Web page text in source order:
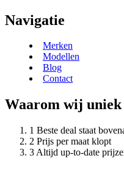
Navigatie
Merken
Modellen
Blog
Contact
Waarom wij
Beste deal staat
Prijs per maat klopt
Altijd up-to-date